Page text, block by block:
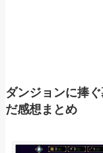
ダンジョンに捧
だ感想まとめ